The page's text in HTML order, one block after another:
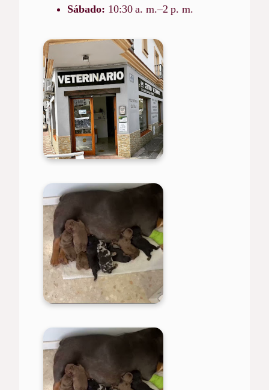
Sábado: 10:30 a. m.–2 p. m.